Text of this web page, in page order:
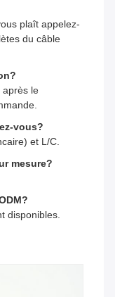
plaît appelez-
du câble
après le
vous?
et L/C.
mesure?
disponibles.